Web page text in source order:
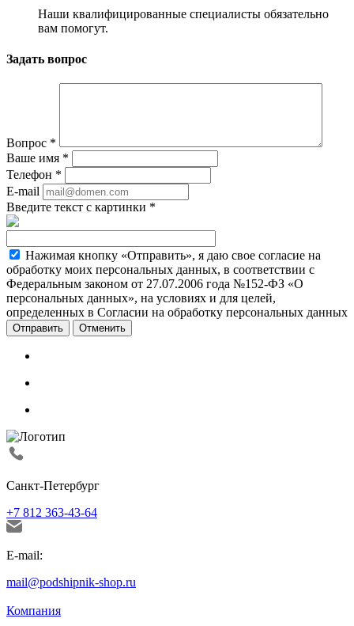
Наши квалифицированные специалисты обязательно
вам помогут.
Задать вопрос
Вопрос *
Ваше имя *
Телефон *
E-mail
Введите текст с картинки *
Нажимая кнопку «Отправить», я даю свое согласие на
обработку моих персональных данных, в соответствии с
Федеральным законом от 27.07.2006 года №152-ФЗ «О
персональных данных», на условиях и для целей,
определенных в Согласии на обработку персональных данных
Отменить
Санкт-Петербург
+7 812 363-43-64
E-mail:
mail@podshipnik-shop.ru
Компания